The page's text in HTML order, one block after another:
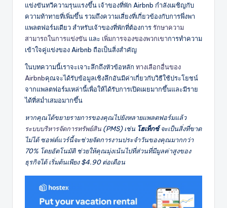
แข่งขันทวีความรุนแรงขึ้น เจ้าของที่พัก Airbnb กำลังเผชิญกับ
ความท้าทายที่เพิ่มขึ้น รวมถึงความเสี่ยงที่เกี่ยวข้องกับการพึ่งพา
แพลตฟอร์มเดียว สำหรับเจ้าของที่พักที่ต้องการรักษาความ
สามารถในการแข่งขัน และ เพิ่มการจองของพวกเขาการทำความ
เข้าใจคู่แข่งของ Airbnb ถือเป็นสิ่งสำคัญ
ในบทความนี้เราจะเจาะลึกถึงหัวข้อหลัก ทางเลือกอื่นของ
Airbnbคุณจะได้รับข้อมูลเชิงลึกอันมีค่าเกี่ยวกับวิธีใช้ประโยชน์
จากแพลตฟอร์มเหล่านี้เพื่อให้ได้รับการเปิดเผยมากขึ้นและมีราย
ได้ที่สม่ำเสมอมากขึ้น
หากคุณได้ขยายรายการของคุณไปยังหลายแพลตฟอร์มแล้ว
ระบบบริหารจัดการทรัพย์สิน (PMS) เช่น โฮเท็กซ์จะเป็นสิ่งที่ขาด
ไม่ได้ ซอฟต์แวร์นี้จะช่วยจัดการงานประจำวันของคุณมากกว่า
70% โดยอัตโนมัติ ช่วยให้คุณมุ่งเน้นไปที่ส่วนที่มีมูลค่าสูงของ
ธุรกิจได้ เริ่มต้นเพียง $4.90 ต่อเดือน